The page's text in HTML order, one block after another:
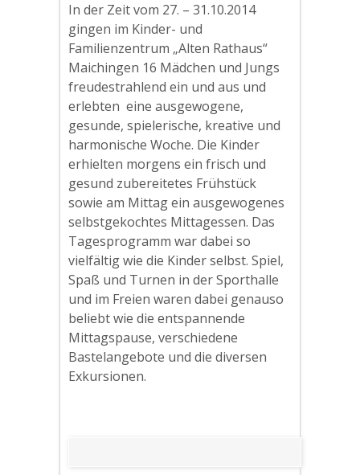
In der Zeit vom 27. – 31.10.2014
gingen im Kinder- und
Familienzentrum „Alten Rathaus“
Maichingen 16 Mädchen und Jungs
freudestrahlend ein und aus und
erlebten eine ausgewogene,
gesunde, spielerische, kreative und
harmonische Woche. Die Kinder
erhielten morgens ein frisch und
gesund zubereitetes Frühstück
sowie am Mittag ein ausgewogenes
selbstgekochtes Mittagessen. Das
Tagesprogramm war dabei so
vielfältig wie die Kinder selbst. Spiel,
Spaß und Turnen in der Sporthalle
und im Freien waren dabei genauso
beliebt wie die entspannende
Mittagspause, verschiedene
Bastelangebote und die diversen
Exkursionen.